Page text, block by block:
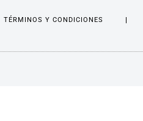
TÉRMINOS Y CONDICIONES